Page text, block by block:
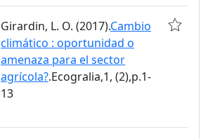
Girardin, L. O. (2017).Cambio
climático : oportunidad o
amenaza para el sector
agrícola?.Ecogralia,1, (2),p.1-
13